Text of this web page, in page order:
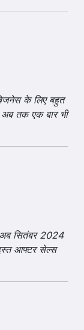
के लिए बहुत
तक एक बार भी
सितंबर 2024
आफ्टर सेल्स